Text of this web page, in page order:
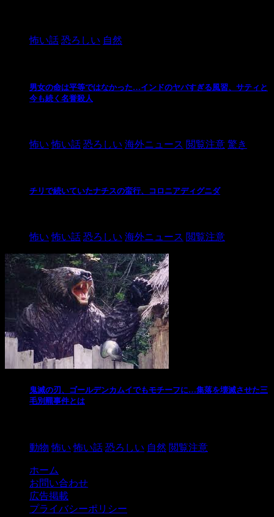
怖い話 恐ろしい 自然
男女の命は平等ではなかった…インドのヤバすぎる風習、サティと
今も続く名誉殺人
怖い 怖い話 恐ろしい 海外ニュース 閲覧注意 驚き
チリで続いていたナチスの蛮行、コロニアディグニダ
怖い 怖い話 恐ろしい 海外ニュース 閲覧注意
鬼滅の刃、ゴールデンカムイでもモチーフに…集落を壊滅させた三
毛別羆事件とは
動物 怖い 怖い話 恐ろしい 自然 閲覧注意
ホーム
お問い合わせ
広告掲載
プライバシーポリシー